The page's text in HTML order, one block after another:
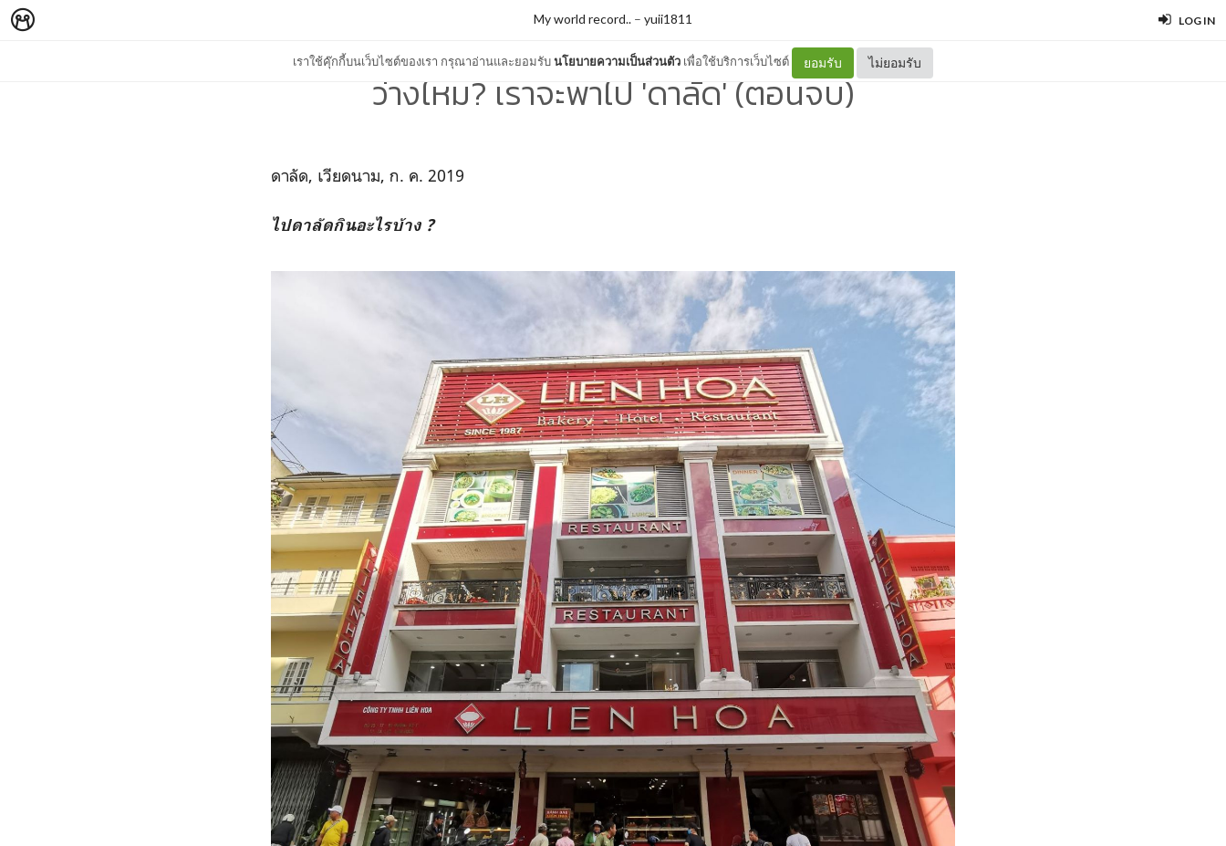
LOG IN
เราใช้คุ๊กกี้บนเว็บไซต์ของเรา กรุณาอ่านและยอมรับนโยบายความเป็นส่วนตัว เพื่อใช้บริการเว็บไซต์ ยอมรับ ไม่ยอมรับ
My world record.. – yuii1811
ว่างไหม? เราจะพาไป 'ดาลัด'​ (ตอนจบ)
ดาลัด, เวียดนาม, ก. ค. 2019
ไปดาลัดกินอะไรบ้าง ?